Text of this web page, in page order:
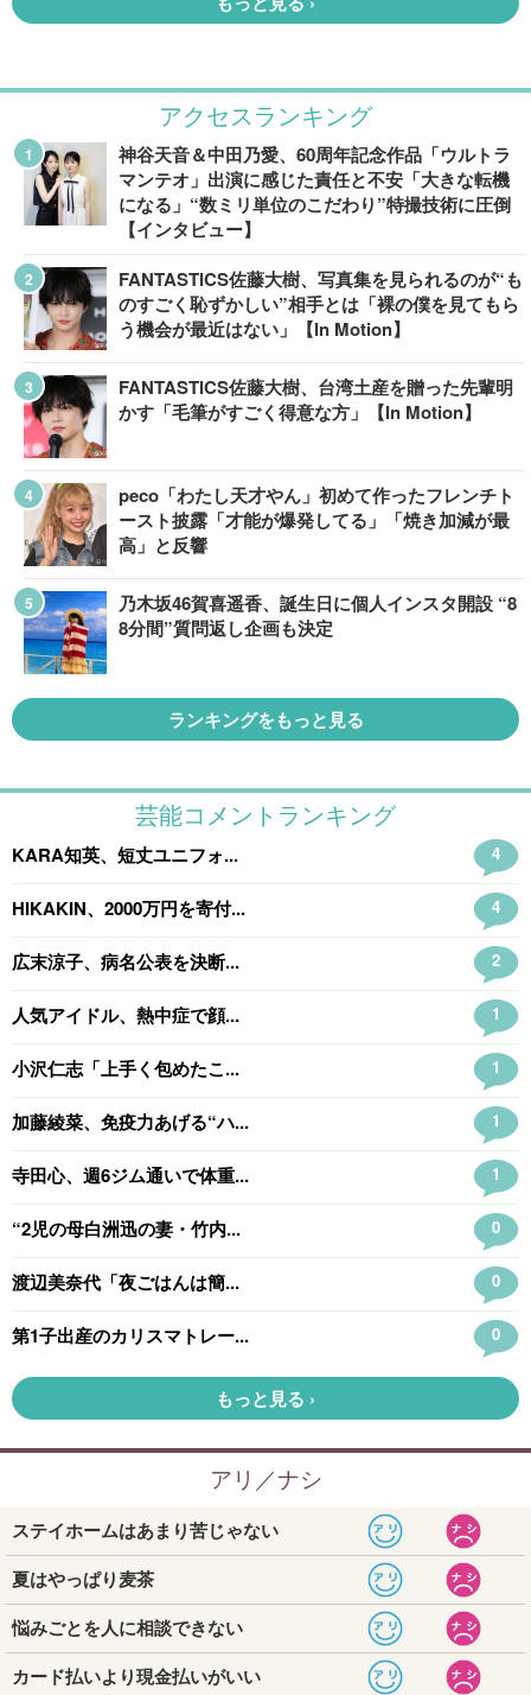
アクセスランキング
神谷天音＆中田乃愛、60周年記念作品「ウルトラ
マンテオ」出演に感じた責任と不安「大きな転機
になる」“数ミリ単位のこだわり”特撮技術に圧倒
【インタビュー】
FANTASTICS佐藤大樹、写真集を見られるのが“も
のすごく恥ずかしい”相手とは「裸の僕を見てもら
う機会が最近はない」【In Motion】
FANTASTICS佐藤大樹、台湾土産を贈った先輩明
かす「毛筆がすごく得意な方」【In Motion】
peco「わたし天才やん」初めて作ったフレンチト
ースト披露「才能が爆発してる」「焼き加減が最
高」と反響
乃木坂46賀喜遥香、誕生日に個人インスタ開設 “8
8分間”質問返し企画も決定
ランキングをもっと見る